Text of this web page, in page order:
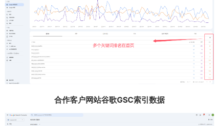
合作客户网站谷歌GSC索引数据